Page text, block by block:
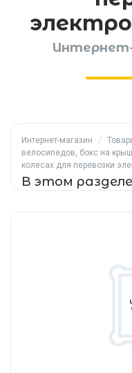
Интернет-магазин /
велосипедов, бокс на
колесах для перевозки
В этом